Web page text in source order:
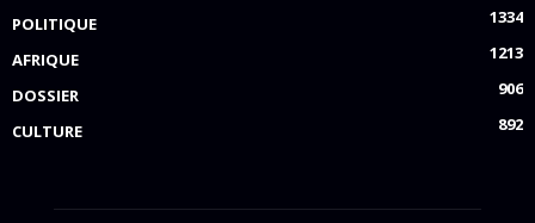
POLITIQUE
1334
AFRIQUE
1213
DOSSIER
906
CULTURE
892